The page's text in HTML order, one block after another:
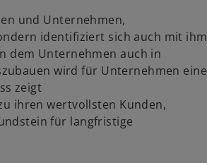
und Unternehmen,
identifiziert sich auch mit ihm
dem Unternehmen auch in
wird für Unternehmen eine
zeigt
ihren wertvollsten Kunden,
für langfristige